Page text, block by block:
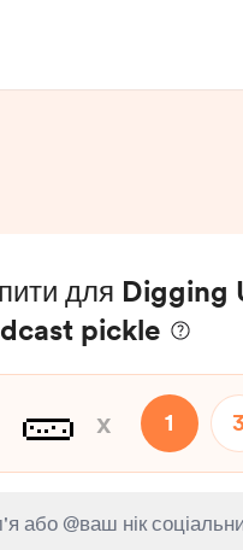
для
pickle
🥒 x 1